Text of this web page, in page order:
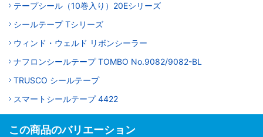
テープシール（10巻入り）20Eシリーズ
シールテープ Tシリーズ
ウィンド・ウェルド リボンシーラー
ナフロンシールテープ TOMBO No.9082/9082-BL
TRUSCO シールテープ
スマートシールテープ 4422
この商品のバリエーション